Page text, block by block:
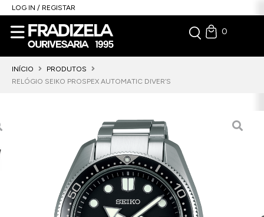
LOG IN / REGISTAR
0
INÍCIO
PRODUTOS
RELÓGIO SEIKO PROSPEX AUTOMATIC DIVER’S